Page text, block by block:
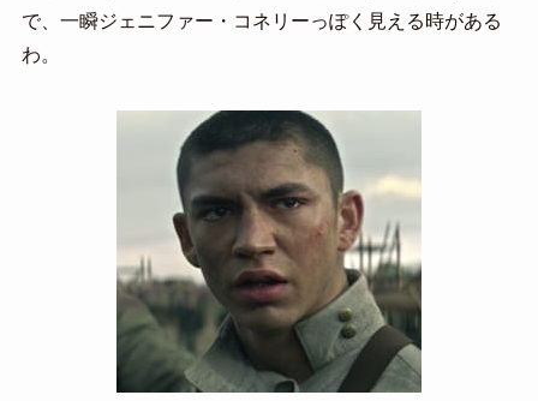
で、一瞬ジェニファー・コネリーっぽく見える時がある
わ。